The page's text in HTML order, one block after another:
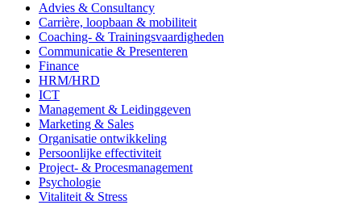
Advies & Consultancy
Carrière, loopbaan & mobiliteit
Coaching- & Trainingsvaardigheden
Communicatie & Presenteren
Finance
HRM/HRD
ICT
Management & Leidinggeven
Marketing & Sales
Organisatie ontwikkeling
Persoonlijke effectiviteit
Project- & Procesmanagement
Psychologie
Vitaliteit & Stress